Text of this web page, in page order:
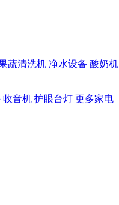
蔬清洗机 净水设备 酸奶机
收音机 护眼台灯 更多家电